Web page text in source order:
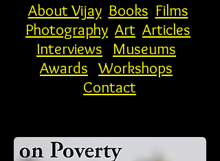
About Vijay Books Films
Photography Art Articles
Interviews
Museums
Awards Workshops
Contact